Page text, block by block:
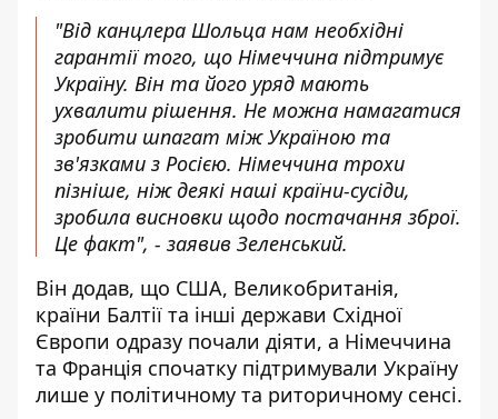
"Від канцлера Шольца нам необхідні
гарантії того, що Німеччина підтримує
Україну. Він та його уряд мають
ухвалити рішення. Не можна намагатися
зробити шпагат між Україною та
зв'язками з Росією. Німеччина трохи
пізніше, ніж деякі наші країни-сусіди,
зробила висновки щодо постачання зброї.
Це факт", - заявив Зеленський.
Він додав, що США, Великобританія,
країни Балтії та інші держави Східної
Європи одразу почали діяти, а Німеччина
та Франція спочатку підтримували Україну
лише у політичному та риторичному сенсі.